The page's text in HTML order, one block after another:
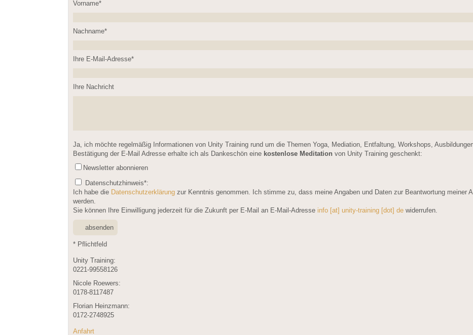
Vorname*
Nachname*
Please leave this field empty.
Ihre E-Mail-Adresse*
Ihre Nachricht
Please leave this field empty.
Ja, ich möchte regelmäßig Informationen von Unity Training rund um die Themen Yoga, Mediation, Entfaltung, Workshops,
Bestätigung der E-Mail Adresse erhalte ich als Dankeschön eine kostenlose Meditation von Unity Training geschenkt:
Newsletter abonnieren
Datenschutzhinweis*:
Ich habe die Datenschutzerklärung zur Kenntnis genommen. Ich stimme zu, dass meine Angaben und Daten zur Beantwortung meiner
werden.
Sie können Ihre Einwilligung jederzeit für die Zukunft per E-Mail an E-Mail-Adresse info [at] unity-training [dot] de widerrufen.
* Pflichtfeld
Unity Training:
0221-99558126
Nicole Roewers:
0178-8117487
Florian Heinzmann:
0172-2748925
Anfahrt